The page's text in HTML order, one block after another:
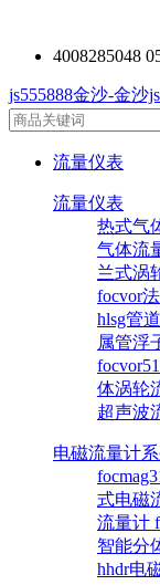
4008285048
js555888金沙-金沙
流量仪表
流量仪表
热式气
气体流
兰式涡
focvor
hlsg管
属管浮
体涡轮
超声波
电磁流量计系
式电磁
流量计
智能分
hhdr电